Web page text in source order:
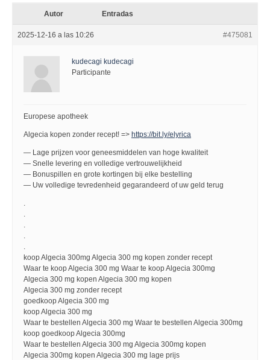
Autor Entradas
2025-12-16 a las 10:26 #475081
kudecagi kudecagi
Participante
Europese apotheek
Algecia kopen zonder recept! => https://bit.ly/elyrica
— Lage prijzen voor geneesmiddelen van hoge kwaliteit
— Snelle levering en volledige vertrouwelijkheid
— Bonuspillen en grote kortingen bij elke bestelling
— Uw volledige tevredenheid gegarandeerd of uw geld terug
.
.
.
.
.
koop Algecia 300mg Algecia 300 mg kopen zonder recept
Waar te koop Algecia 300 mg Waar te koop Algecia 300mg
Algecia 300 mg kopen Algecia 300 mg kopen
Algecia 300 mg zonder recept
goedkoop Algecia 300 mg
koop Algecia 300 mg
Waar te bestellen Algecia 300 mg Waar te bestellen Algecia 300mg
koop goedkoop Algecia 300mg
Waar te bestellen Algecia 300 mg Algecia 300mg kopen
Algecia 300mg kopen Algecia 300 mg lage prijs